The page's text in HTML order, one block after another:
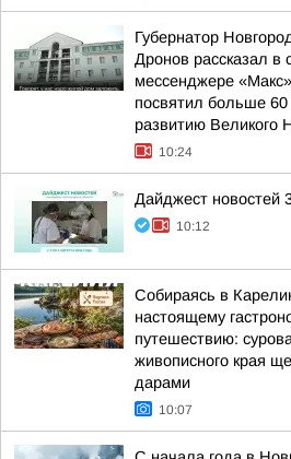
Губернатор
Дронов рассказал в
мессенджере
посвятил больше 60
развитию Великого
10:24
Дайджест новостей
10:12
Собираясь в
настоящему
путешествию:
живописного края
дарами
10:07